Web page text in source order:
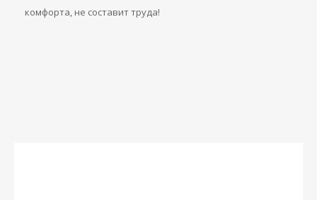
комфорта, не составит труда!